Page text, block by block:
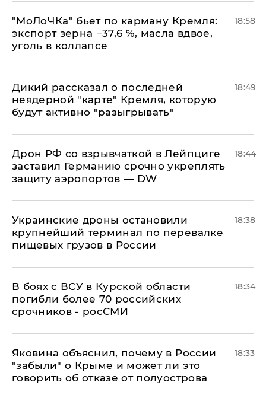
​"МоЛоЧКа" бьет по карману Кремля:
экспорт зерна −37,6 %, масла вдвое,
уголь в коллапсе
18:58
Дикий рассказал о последней
неядерной "карте" Кремля, которую
будут активно "разыгрывать"
18:49
​Дрон РФ со взрывчаткой в Лейпциге
заставил Германию срочно укреплять
защиту аэропортов — DW
18:44
Украинские дроны остановили
крупнейший терминал по перевалке
пищевых грузов в России
18:38
В боях с ВСУ в Курской области
погибли более 70 российских
срочников - росСМИ
18:34
Яковина объяснил, почему в России
"забыли" о Крыме и может ли это
говорить об отказе от полуострова
18:33